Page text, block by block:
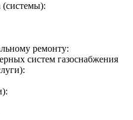
(системы):
ремонту:
систем газоснабжения